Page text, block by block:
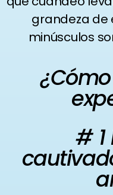
grandeza de
minúsculos
# 1